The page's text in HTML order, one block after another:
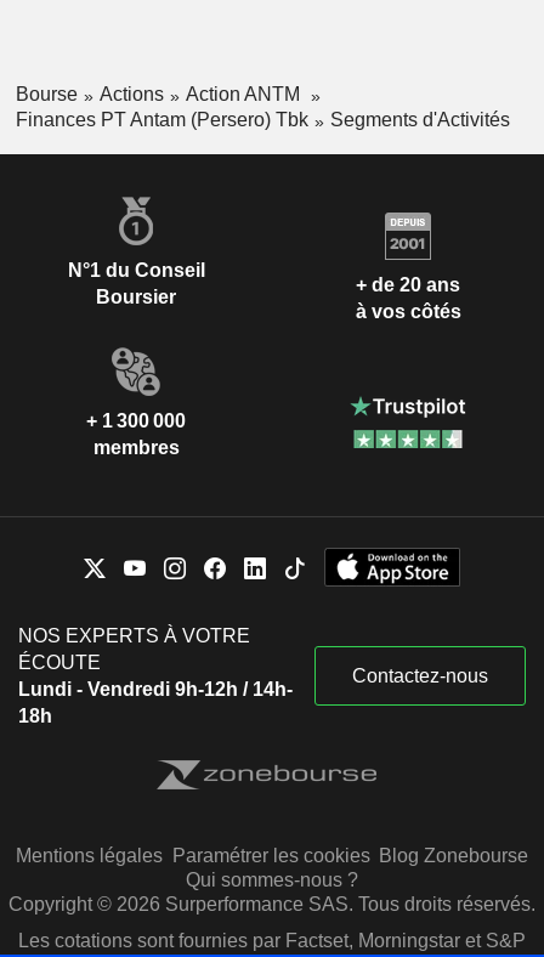
Bourse Actions
Action ANTM
Finances PT Antam (Persero) Tbk
Segments d'Activités
N°1 du Conseil
Boursier
+ de 20 ans
à vos côtés
+ 1 300 000
membres
NOS EXPERTS À VOTRE
ÉCOUTE
Lundi - Vendredi 9h-12h / 14h-
18h
Contactez-nous
Mentions légales Paramétrer les cookies Blog Zonebourse
Qui sommes-nous ?
Copyright © 2026 Surperformance SAS. Tous droits réservés.
Les cotations sont fournies par Factset, Morningstar et S&P